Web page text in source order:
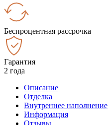
Беспроцентная рассрочка
Гарантия
2 года
Описание
Отделка
Внутреннее наполнение
Информация
Отзывы